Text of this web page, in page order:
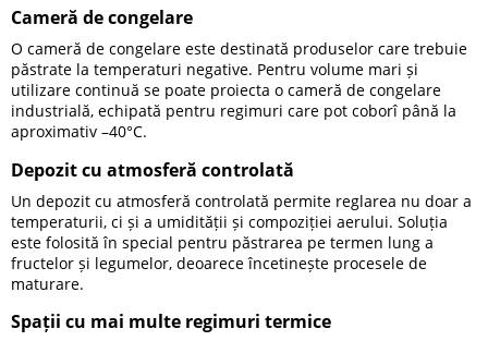
Cameră de congelare
O cameră de congelare este destinată produselor care trebuie
păstrate la temperaturi negative. Pentru volume mari și
utilizare continuă se poate proiecta o cameră de congelare
industrială, echipată pentru regimuri care pot coborî până la
aproximativ –40°C.
Depozit cu atmosferă controlată
Un depozit cu atmosferă controlată permite reglarea nu doar a
temperaturii, ci și a umidității și compoziției aerului. Soluția
este folosită în special pentru păstrarea pe termen lung a
fructelor și legumelor, deoarece încetinește procesele de
maturare.
Spații cu mai multe regimuri termice